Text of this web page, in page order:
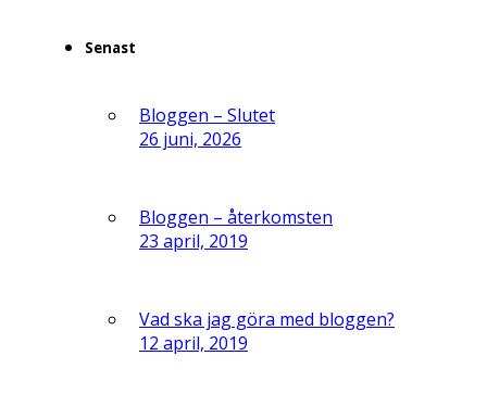
Senast
Bloggen – Slutet
26 juni, 2026
Bloggen – återkomsten
23 april, 2019
Vad ska jag göra med bloggen?
12 april, 2019